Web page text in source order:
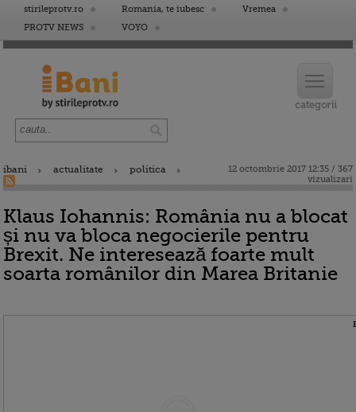
stirileprotv.ro Romania, te iubesc
Vremea
PROTV NEWS
VOYO
ibani actualitate politica
12 octombrie 2017 12:35 / 367
vizualizari
Klaus Iohannis: România nu a blocat
și nu va bloca negocierile pentru
Brexit. Ne interesează foarte mult
soarta românilor din Marea Britanie